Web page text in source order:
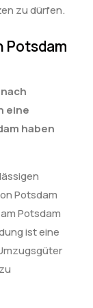
zu dürfen.
Potsdam
eine
haben
Potsdam
Potsdam
ist eine